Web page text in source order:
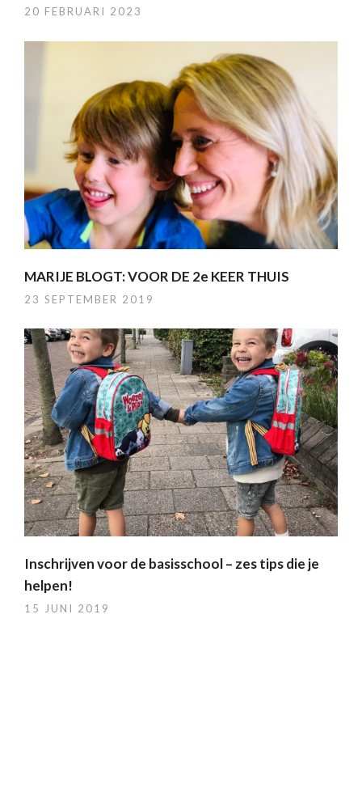
20 FEBRUARI 2023
MARIJE BLOGT: VOOR DE 2e KEER THUIS
23 SEPTEMBER 2019
Inschrijven voor de basisschool – zes tips die je
helpen!
15 JUNI 2019